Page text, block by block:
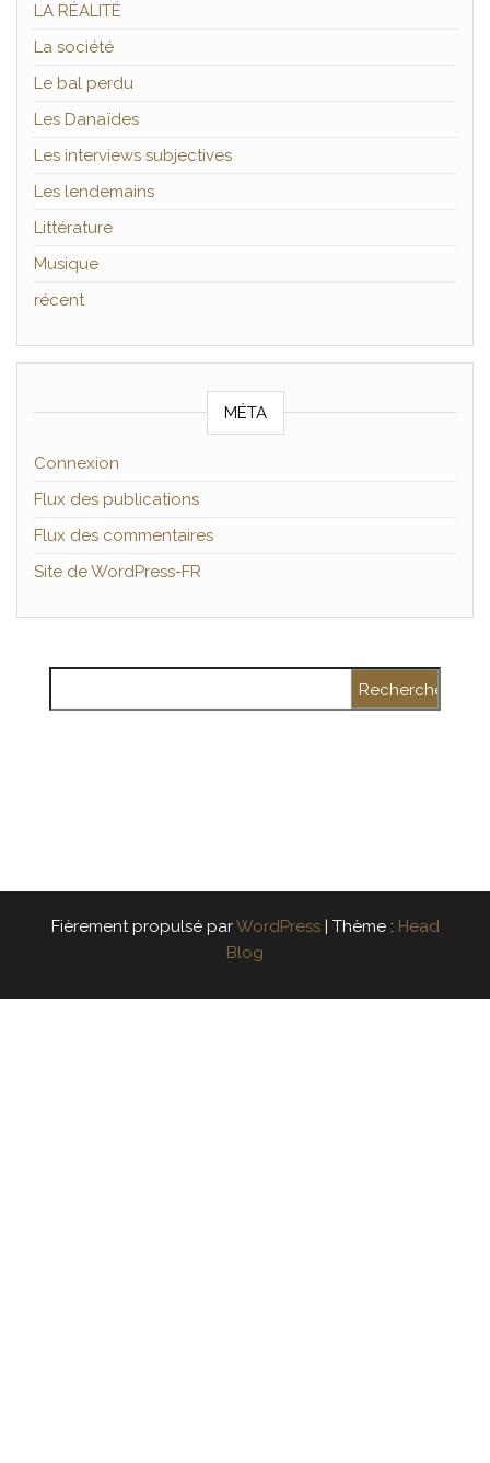
LA RÉALITÉ
La société
Le bal perdu
Les Danaïdes
Les interviews subjectives
Les lendemains
Littérature
Musique
récent
MÉTA
Connexion
Flux des publications
Flux des commentaires
Site de WordPress-FR
Fièrement propulsé parWordPress | Thème : Head
Blog